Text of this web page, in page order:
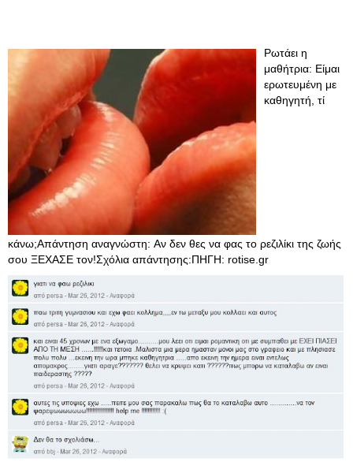
Ρωτάει η
μαθήτρια: Είμαι
ερωτευμένη με
καθηγητή, τί
κάνω;Απάντηση αναγνώστη: Αν δεν θες να φας το ρεζιλίκι της ζωής
σου ΞΕΧΑΣΕ τον!Σχόλια απάντησης:ΠΗΓΗ: rotise.gr